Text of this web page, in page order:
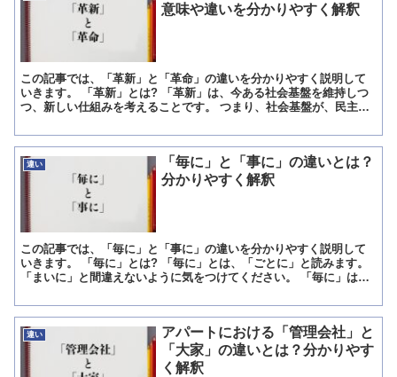
意味や違いを分かりやすく解釈
この記事では、「革新」と「革命」の違いを分かりやすく説明して
いきます。 「革新」とは? 「革新」は、今ある社会基盤を維持しつ
つ、新しい仕組みを考えることです。 つまり、社会基盤が、民主主
違い
「毎に」と「事に」の違いとは？
分かりやすく解釈
この記事では、「毎に」と「事に」の違いを分かりやすく説明して
いきます。 「毎に」とは? 「毎に」とは、「ごとに」と読みます。
「まいに」と間違えないように気をつけてください。 「毎に」は名
違い
アパートにおける「管理会社」と
「大家」の違いとは？分かりやす
く解釈